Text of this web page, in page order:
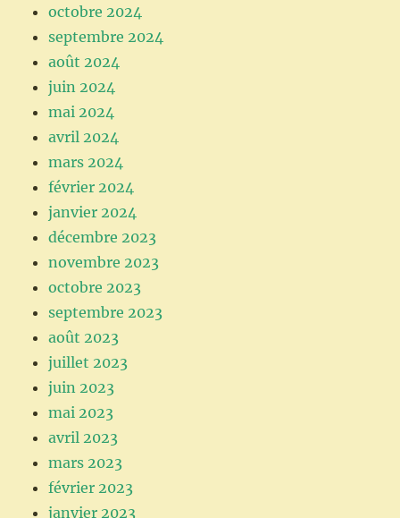
octobre 2024
septembre 2024
août 2024
juin 2024
mai 2024
avril 2024
mars 2024
février 2024
janvier 2024
décembre 2023
novembre 2023
octobre 2023
septembre 2023
août 2023
juillet 2023
juin 2023
mai 2023
avril 2023
mars 2023
février 2023
janvier 2023